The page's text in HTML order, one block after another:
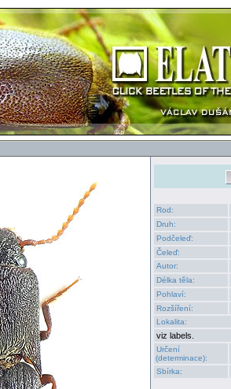
Rod:
Druh:
Podčeleď:
Čeleď:
Autor:
Délka těla:
Pohlaví:
Rozšíření:
Lokalita:
viz labels.
Určení
(determinace):
Sbírka: